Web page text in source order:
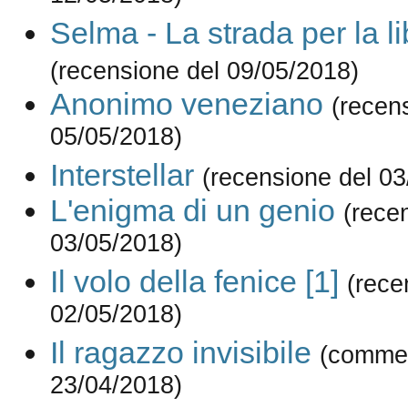
Selma - La strada per la
(recensione del 09/05/2018)
Anonimo veneziano
05/05/2018)
Interstellar (recensione del
L'enigma di un genio
03/05/2018)
Il volo della fenice [1]
02/05/2018)
Il ragazzo invisibile
23/04/2018)